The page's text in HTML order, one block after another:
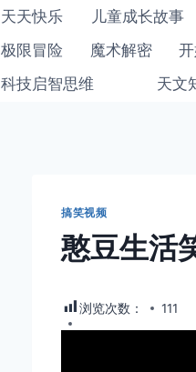
天天快乐 儿童成长故事
极限冒险
魔术解密
科技启智思维
天文
搞笑视频
憨豆生活
浏览次数： 111